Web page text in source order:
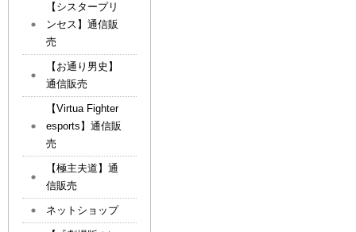
【シスタープリ
ンセス】通信販
売
【お通り男史】
通信販売
【Virtua Fighter
esports】通信販
売
【極主夫道】通
信販売
ネットショップ